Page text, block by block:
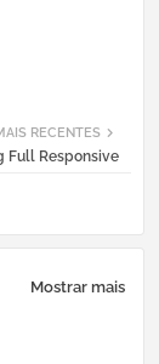
RECENTES
Full Responsive
Mostrar mais